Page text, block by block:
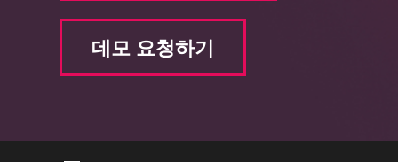
데모 요청하기